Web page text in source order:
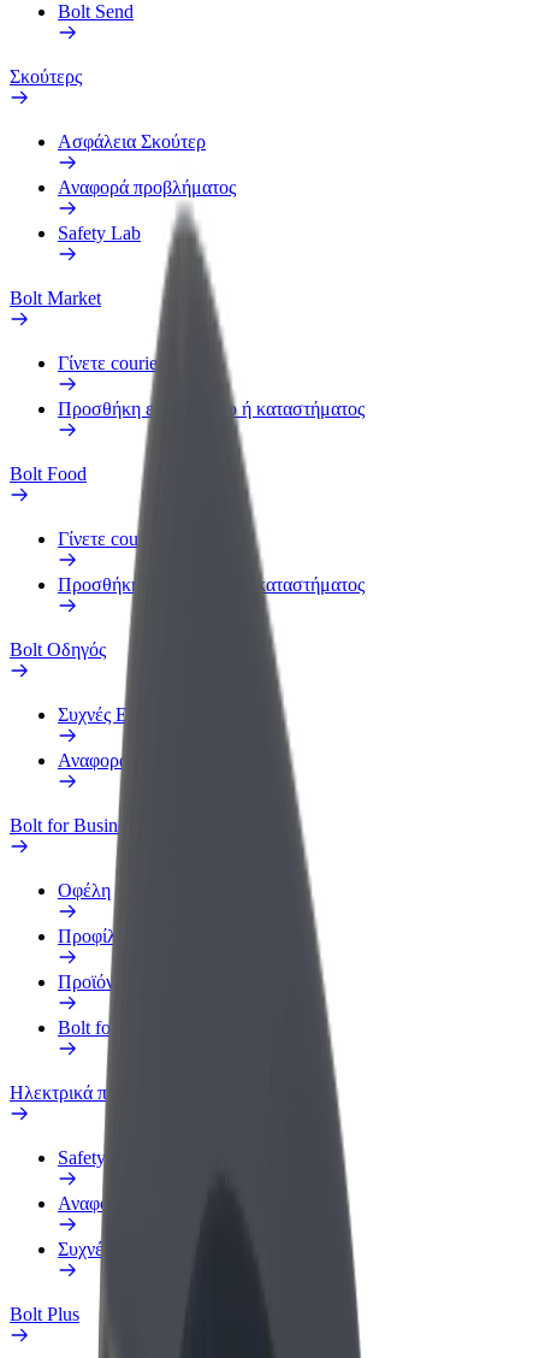
Bolt Send
Σκούτερς
Ασφάλεια Σκούτερ
Αναφορά προβλήματος
Safety Lab
Bolt Market
Γίνετε courier
Προσθήκη εστιατορίου ή καταστήματος
Bolt Food
Γίνετε courier
Προσθήκη εστιατορίου ή καταστήματος
Bolt Οδηγός
Συχνές Ερωτήσεις
Αναφορά οχήματος
Bolt for Business
Οφέλη
Προφίλ Εργασίας
Προϊόντα
Bolt food για επιχειρήσεις
Ηλεκτρικά ποδήλατα
Safety Lab
Αναφορά προβλήματος
Συχνές Ερωτήσεις
Bolt Plus